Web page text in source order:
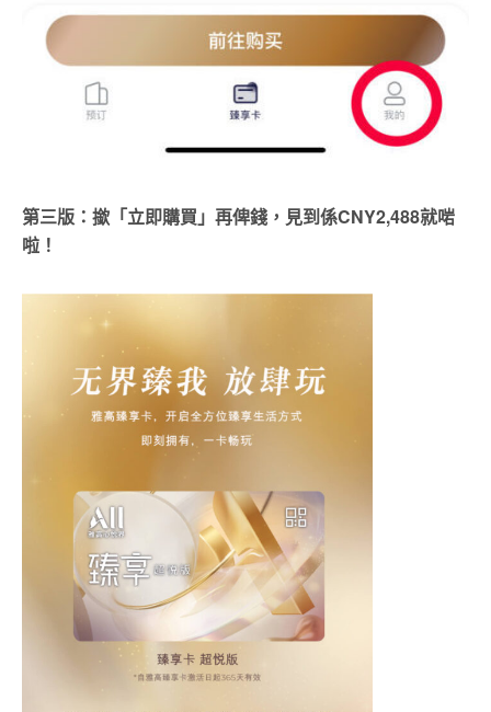
第三版：撳「立即購買」再俾錢，見到係CNY2,488就啱
啦！